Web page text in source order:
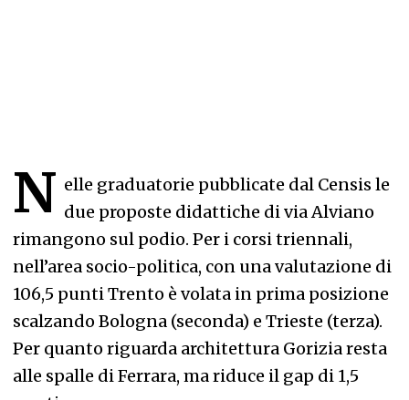
N elle graduatorie pubblicate dal Censis le
due proposte didattiche di via Alviano
rimangono sul podio. Per i corsi triennali,
nell’area socio-politica, con una valutazione di
106,5 punti Trento è volata in prima posizione
scalzando Bologna (seconda) e Trieste (terza).
Per quanto riguarda architettura Gorizia resta
alle spalle di Ferrara, ma riduce il gap di 1,5